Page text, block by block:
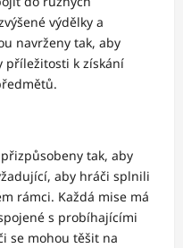
výdělky a
navrženy tak, aby
příležitosti k získání
tak, aby
aby hráči splnili
rámci. Každá mise má
s probíhajícími
se mohou těšit na